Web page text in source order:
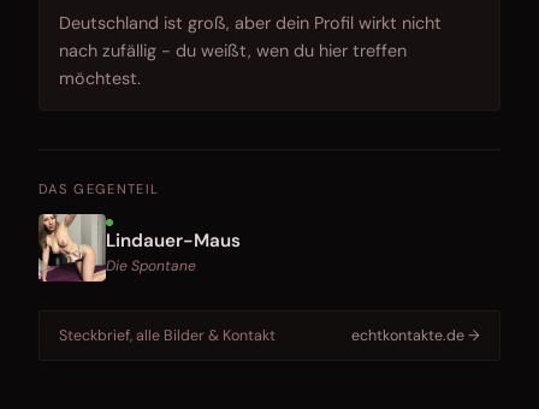
Deutschland ist groß, aber dein Profil wirkt nicht
nach zufällig - du weißt, wen du hier treffen
möchtest.
DAS GEGENTEIL
Lindauer-Maus
Die Spontane
Steckbrief, alle Bilder & Kontakt echtkontakte.de →